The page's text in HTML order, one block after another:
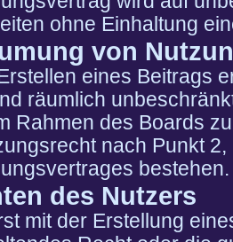
ohne Einhaltung
von
eines Beitrags
räumlich
Rahmen des Boards
nach Punkt
bestehen.
des Nutzers
mit der Erstellung